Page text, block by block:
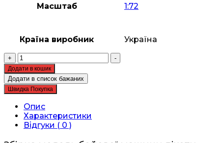
Масштаб 1:72
Країна виробник Україна
+
Збірна
модель
ICM
-
SPz
Marder
1A3,
Бойова
машина
піхоти
-
Додати в кошик
Додати в список бажаних
Швидка Покупка
Опис
Характеристики
Відгуки ( 0 )